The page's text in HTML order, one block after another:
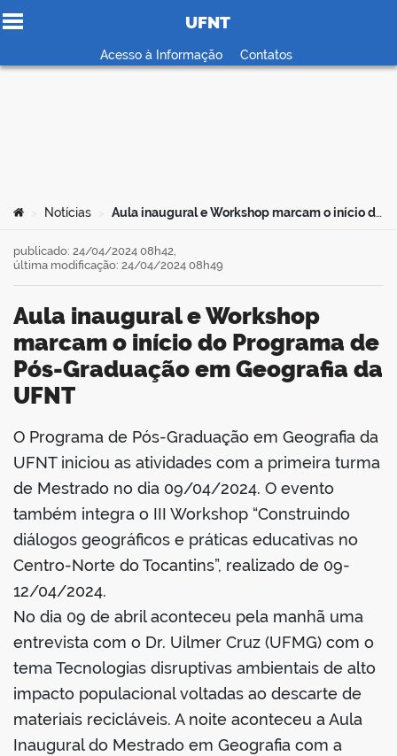
Ir para o conteúdo
UFNT
Acesso à Informação Contatos
Você está aqui:
Notícias Aula inaugural e Workshop marcam o início do Programa de Pós-Graduação em Geografia da UFNT
Aula inaugural e Workshop
marcam o início do Programa de
Pós-Graduação em Geografia da
UFNT
publicado: 24/04/2024 08h42,
última modificação: 24/04/2024 08h49
O Programa de Pós-Graduação em Geografia da
UFNT iniciou as atividades com a primeira turma
de Mestrado no dia 09/04/2024. O evento
também integra o III Workshop “Construindo
diálogos geográficos e práticas educativas no
Centro-Norte do Tocantins”, realizado de 09-
12/04/2024.
No dia 09 de abril aconteceu pela manhã uma
entrevista com o Dr. Uilmer Cruz (UFMG) com o
tema Tecnologias disruptivas ambientais de alto
impacto populacional voltadas ao descarte de
materiais recicláveis. A noite aconteceu a Aula
Inaugural do Mestrado em Geografia com a